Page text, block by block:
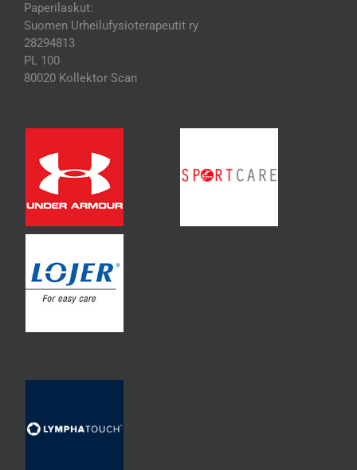
Paperilaskut:
Suomen Urheilufysioterapeutit ry
28294813
PL 100
80020 Kollektor Scan